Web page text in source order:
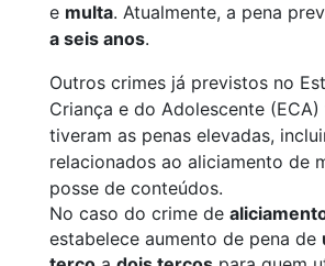
e multa. Atualmente, a pena
a seis anos.
Outros crimes já previstos no
Criança e do Adolescente (ECA)
tiveram as penas elevadas,
relacionados ao aliciamento de
posse de conteúdos.
No caso do crime de
estabelece aumento de pena de